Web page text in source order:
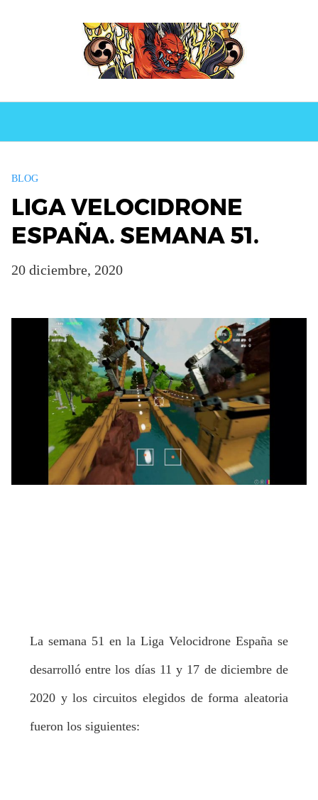
BLOG
LIGA VELOCIDRONE
ESPAÑA. SEMANA 51.
20 diciembre, 2020
La semana 51 en la Liga Velocidrone España se
desarrolló entre los días 11 y 17 de diciembre de
2020 y los circuitos elegidos de forma aleatoria
fueron los siguientes: